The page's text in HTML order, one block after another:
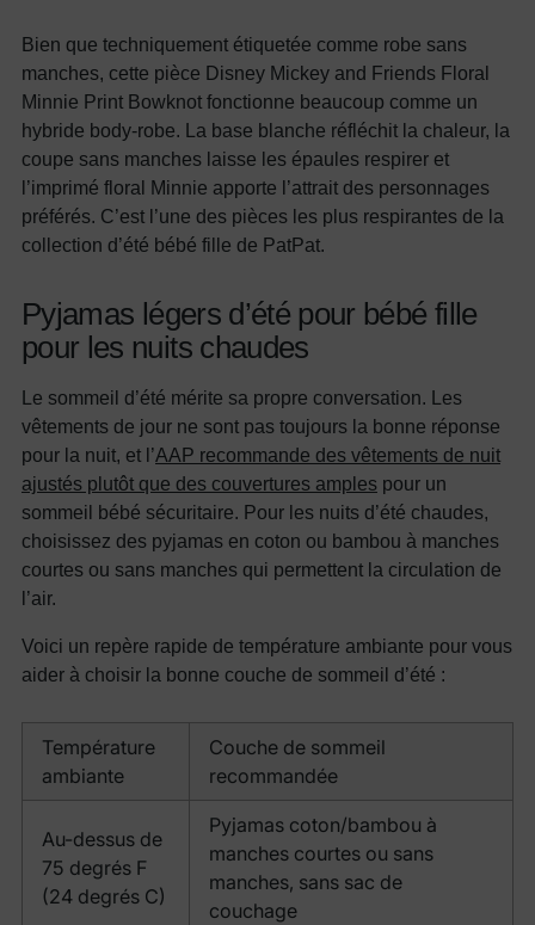
Bien que techniquement étiquetée comme robe sans
manches, cette pièce Disney Mickey and Friends Floral
Minnie Print Bowknot fonctionne beaucoup comme un
hybride body-robe. La base blanche réfléchit la chaleur, la
coupe sans manches laisse les épaules respirer et
l’imprimé floral Minnie apporte l’attrait des personnages
préférés. C’est l’une des pièces les plus respirantes de la
collection d’été bébé fille de PatPat.
Pyjamas légers d’été pour bébé fille
pour les nuits chaudes
Le sommeil d’été mérite sa propre conversation. Les
vêtements de jour ne sont pas toujours la bonne réponse
pour la nuit, et l’AAP recommande des vêtements de nuit
ajustés plutôt que des couvertures amples pour un
sommeil bébé sécuritaire. Pour les nuits d’été chaudes,
choisissez des pyjamas en coton ou bambou à manches
courtes ou sans manches qui permettent la circulation de
l’air.
Voici un repère rapide de température ambiante pour vous
aider à choisir la bonne couche de sommeil d’été :
Température
ambiante
Couche de sommeil
recommandée
Au-dessus de
75 degrés F
(24 degrés C)
Pyjamas coton/bambou à
manches courtes ou sans
manches, sans sac de
couchage